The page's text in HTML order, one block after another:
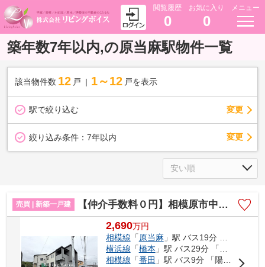
閲覧履歴
0
お気に入り
0
メニュー
築年数7年以内,の原当麻駅物件一覧
該当物件数 12 戸 1～12 戸を表示
駅で絞り込む 変更
絞り込み条件： 7年以内 変更
売買 | 新築一戸建 【仲介手数料０円】相模原市中央区田名 新築一戸建て 全3棟
2,690万円
相模線 「原当麻」駅 バス19分 「半在家」 停歩3分
横浜線 「橋本 」駅 バス29分 「半在家」 停歩3分
相模線 「番田 」駅 バス9分 「陽原」 停歩3分